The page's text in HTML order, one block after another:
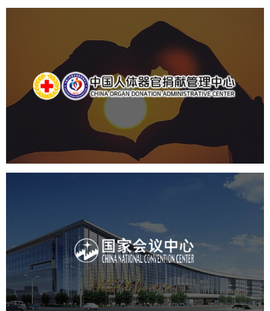
中国人体器官捐献管理中心
国企 品牌官网 网站建设
国家会议中心
专业服务 网站建设 网站设计